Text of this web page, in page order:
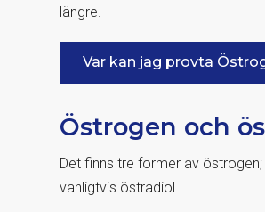
längre.
Var kan jag provta
Östrogen och
Det finns tre former av
vanligtvis östradiol.